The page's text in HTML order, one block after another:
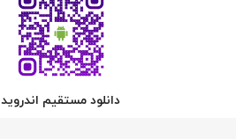
دانلود مستقیم اندروید